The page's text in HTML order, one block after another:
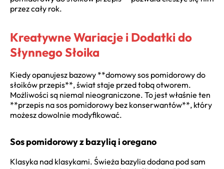
przez cały rok.
Kreatywne Wariacje i Dodatki do
Słynnego Słoika
Kiedy opanujesz bazowy **domowy sos pomidorowy do
słoików przepis**, świat staje przed tobą otworem.
Możliwości są niemal nieograniczone. To jest właśnie ten
**przepis na sos pomidorowy bez konserwantów**, który
możesz dowolnie modyfikować.
Sos pomidorowy z bazylią i oregano
Klasyka nad klasykami. Świeża bazylia dodana pod sam